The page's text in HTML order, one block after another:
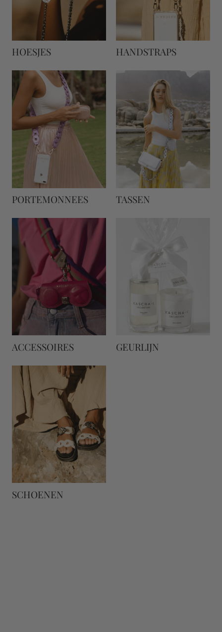
HOESJES HANDSTRAPS
PORTEMONNEES TASSEN
ACCESSOIRES GEURLIJN
SCHOENEN